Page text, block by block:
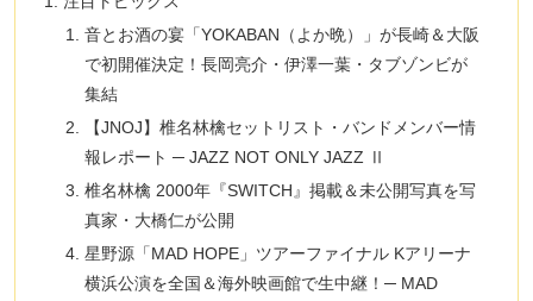
音とお酒の宴「YOKABAN（よか晩）」が長崎＆大阪
で初開催決定！長岡亮介・伊澤一葉・タブゾンビが
集結
【JNOJ】椎名林檎セットリスト・バンドメンバー情
報レポート ─ JAZZ NOT ONLY JAZZ Ⅱ
椎名林檎 2000年『SWITCH』掲載＆未公開写真を写
真家・大橋仁が公開
星野源「MAD HOPE」ツアーファイナル Kアリーナ
横浜公演を全国＆海外映画館で生中継！─ MAD